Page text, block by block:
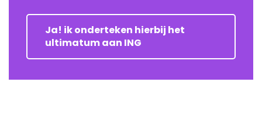
Ja! ik onderteken hierbij het
ultimatum aan ING